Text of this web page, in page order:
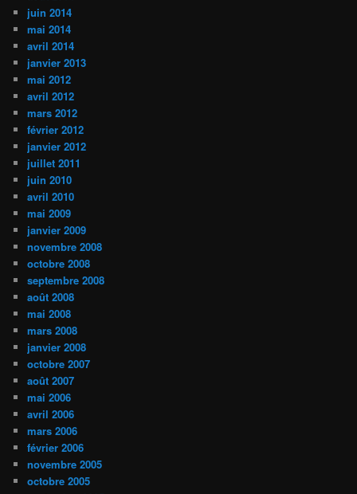
juin 2014
mai 2014
avril 2014
janvier 2013
mai 2012
avril 2012
mars 2012
février 2012
janvier 2012
juillet 2011
juin 2010
avril 2010
mai 2009
janvier 2009
novembre 2008
octobre 2008
septembre 2008
août 2008
mai 2008
mars 2008
janvier 2008
octobre 2007
août 2007
mai 2006
avril 2006
mars 2006
février 2006
novembre 2005
octobre 2005